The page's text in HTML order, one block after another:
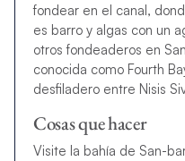
fondear en el canal,
es barro y algas con un
otros fondeaderos en
conocida como Fourth
desfiladero entre Nisis
Cosas que hacer
Visite la bahía de San-